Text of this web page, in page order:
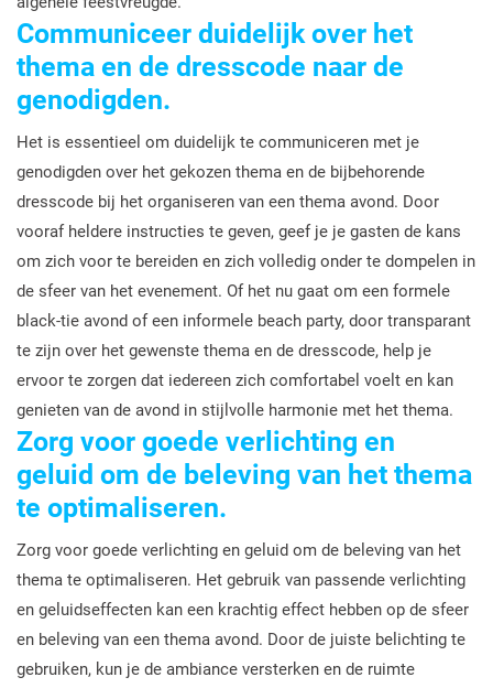
Communiceer duidelijk over het
thema en de dresscode naar de
genodigden.
Het is essentieel om duidelijk te communiceren met je
genodigden over het gekozen thema en de bijbehorende
dresscode bij het organiseren van een thema avond. Door
vooraf heldere instructies te geven, geef je je gasten de kans
om zich voor te bereiden en zich volledig onder te dompelen in
de sfeer van het evenement. Of het nu gaat om een formele
black-tie avond of een informele beach party, door transparant
te zijn over het gewenste thema en de dresscode, help je
ervoor te zorgen dat iedereen zich comfortabel voelt en kan
genieten van de avond in stijlvolle harmonie met het thema.
Zorg voor goede verlichting en
geluid om de beleving van het thema
te optimaliseren.
Zorg voor goede verlichting en geluid om de beleving van het
thema te optimaliseren. Het gebruik van passende verlichting
en geluidseffecten kan een krachtig effect hebben op de sfeer
en beleving van een thema avond. Door de juiste belichting te
gebruiken, kun je de ambiance versterken en de ruimte